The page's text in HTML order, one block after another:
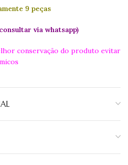
9 peças
via whatsapp)
conservação do produto evitar